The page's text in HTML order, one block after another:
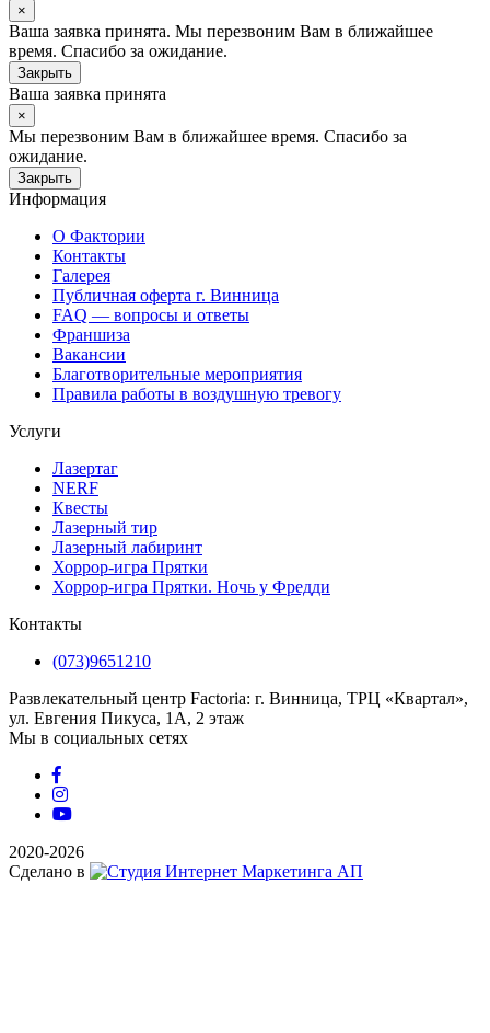
×
Ваша заявка принята. Мы перезвоним Вам в ближайшее
время. Спасибо за ожидание.
Закрыть
Ваша заявка принята
×
Мы перезвоним Вам в ближайшее время. Спасибо за
ожидание.
Закрыть
Информация
О Фактории
Контакты
Галерея
Публичная оферта г. Винница
FAQ — вопросы и ответы
Франшиза
Вакансии
Благотворительные мероприятия
Правила работы в воздушную тревогу
Услуги
Лазертаг
NERF
Квесты
Лазерный тир
Лазерный лабиринт
Хоррор-игра Прятки
Хоррор-игра Прятки. Ночь у Фредди
Контакты
(073)9651210
Развлекательный центр Factoria: г. Винница, ТРЦ «Квартал»,
ул. Евгения Пикуса, 1А, 2 этаж
Мы в социальных сетях
2020-2026
Сделано в